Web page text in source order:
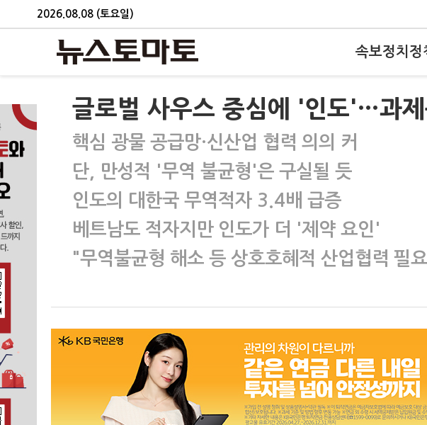
2026.08.08 (토요일)
속보정치 정
글로벌 사우스 중심에 '인도'…과
핵심 광물 공급망·신산업 협력 의의 커
단, 만성적 '무역 불균형'은 구실될 듯
인도의 대한국 무역적자 3.4배 급증
베트남도 적자지만 인도가 더 '제약 요인'
"무역불균형 해소 등 상호호혜적 산업협력 필